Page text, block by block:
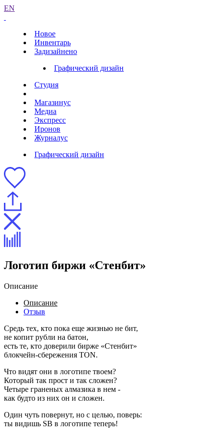
EN
Новое
Инвентарь
Задизайнено
Графический дизайн
Студия
Магазинус
Медиа
Экспресс
Иронов
Журналус
Графический дизайн
Логотип биржи «Стенбит»
Описание
Описание
Отзыв
Средь тех, кто пока еще жизнью не бит,
не копит рубли на батон,
есть те, кто доверили бирже «Стенбит»
блокчейн-сбережения TON.
Что видят они в логотипе твоем?
Который так прост и так сложен?
Четыре граненых алмазика в нем -
как будто из них он и сложен.
Один чуть повернут, но с целью, поверь:
ты видишь SB в логотипе теперь!